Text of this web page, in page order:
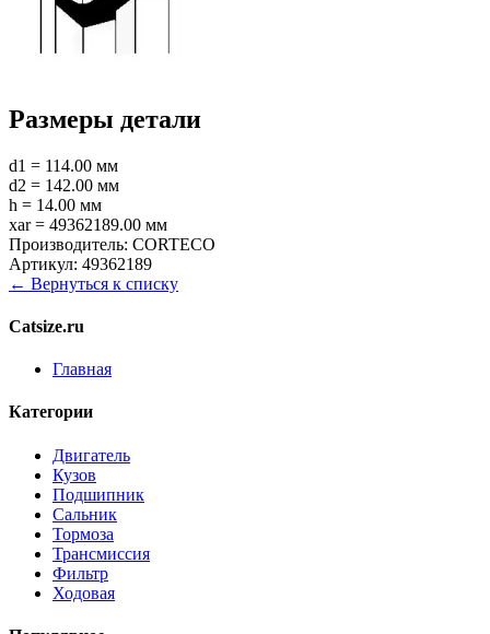
Размеры детали
d1 = 114.00 мм
d2 = 142.00 мм
h = 14.00 мм
xar = 49362189.00 мм
Производитель: CORTECO
Артикул: 49362189
← Вернуться к списку
Catsize.ru
Главная
Категории
Двигатель
Кузов
Подшипник
Сальник
Тормоза
Трансмиссия
Фильтр
Ходовая